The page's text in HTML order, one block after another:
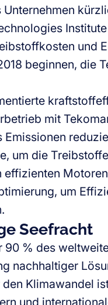
und
beginnen, die
mit
Emissionen
um die
um
Seefracht
% des
nachhaltiger
Klimawandel